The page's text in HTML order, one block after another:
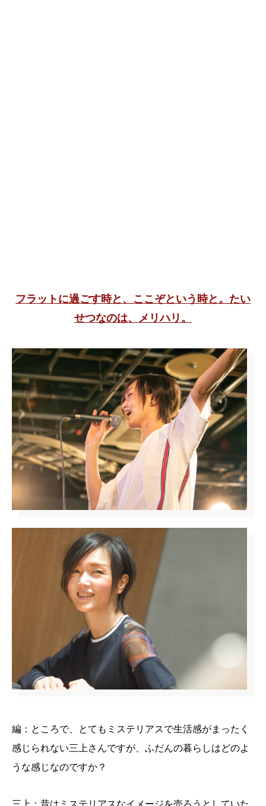
フラットに過ごす時と、ここぞという時と。 たい
せつなのは、メリハリ。
編：ところで、とてもミステリアスで生活感がまったく
感じられない三上さんですが、ふだんの暮らしはどのよ
うな感じなのですか？
三上：昔はミステリアスなイメージを売ろうとしていた